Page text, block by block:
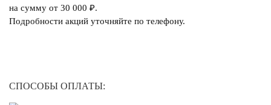
на сумму от 30 000 ₽.
Подробности акций уточняйте по телефону.
СПОСОБЫ ОПЛАТЫ: